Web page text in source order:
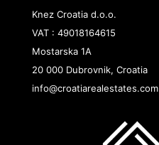
Knez Croatia d.o.o.
VAT : 49018164615
Mostarska 1A
20 000 Dubrovnik, Croatia
info@croatiarealestates.com